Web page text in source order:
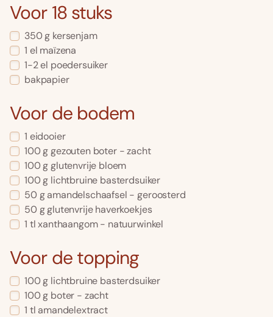
Voor 18 stuks
350 g kersenjam
1 el maïzena
1-2 el poedersuiker
bakpapier
Voor de bodem
1 eidooier
100 g gezouten boter - zacht
100 g glutenvrije bloem
100 g lichtbruine basterdsuiker
50 g amandelschaafsel - geroosterd
50 g glutenvrije haverkoekjes
1 tl xanthaangom - natuurwinkel
Voor de topping
100 g lichtbruine basterdsuiker
100 g boter - zacht
1 tl amandelextract